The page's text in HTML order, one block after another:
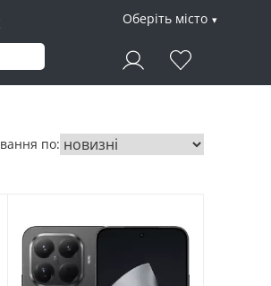
Оберіть місто
по: